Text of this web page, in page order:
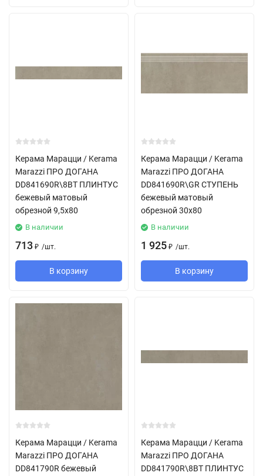
Керама Марацци / Kerama
Marazzi ПРО ДОГАНА
DD841690R\8BT ПЛИНТУС
бежевый матовый
обрезной 9,5x80
В наличии
713 ₽ /шт.
В корзину
Керама Марацци / Kerama
Marazzi ПРО ДОГАНА
DD841690R\GR СТУПЕНЬ
бежевый матовый
обрезной 30x80
В наличии
1 925 ₽ /шт.
В корзину
Керама Марацци / Kerama
Marazzi ПРО ДОГАНА
DD841790R бежевый
Керама Марацци / Kerama
Marazzi ПРО ДОГАНА
DD841790R\8BT ПЛИНТУС